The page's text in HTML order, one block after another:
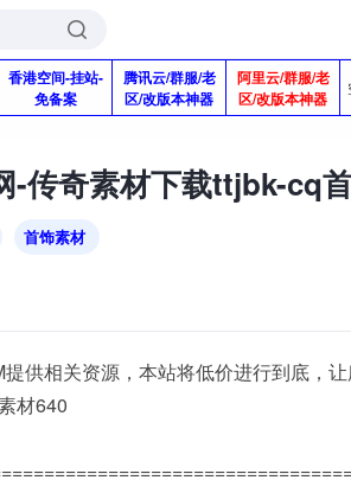
香港空间-挂站-
免备案
腾讯云/群服/老
区/改版本神器
阿里云/群服/老
区/改版本神器
-传奇素材下载ttjbk-cq
首饰素材
供相关资源，本站将低价进行到底，
材640